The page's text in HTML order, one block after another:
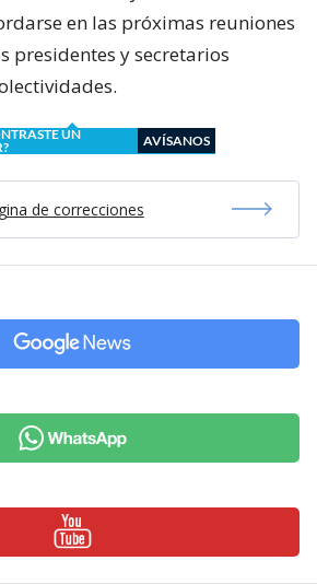
en las próximas reuniones
presidentes y secretarios
UN
AVÍSANOS
de correcciones